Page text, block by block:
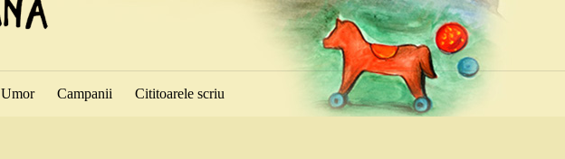
Umor Campanii Cititoarele scriu